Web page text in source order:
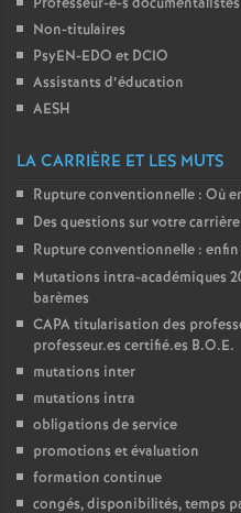
Non-titulaires
PsyEN-EDO et DCIO
Assistants d’éducation
AESH
LA CARRIÈRE ET LES MUTS
Rupture conventionnelle : Où
Des questions sur votre carrière
Rupture conventionnelle :
Mutations intra-académiques
barèmes
CAPAtitularisation des
professeur.es certifié.es B.O.E.
mutations inter
mutations intra
obligations de service
promotions et évaluation
formation continue
congés, disponibilités, temps